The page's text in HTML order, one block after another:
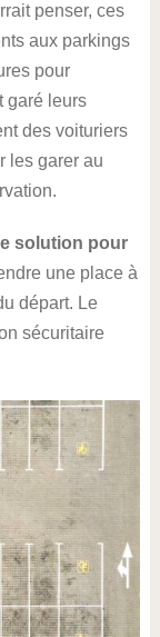
penser, ces
aux parkings
pour
garé leurs
des voituriers
les garer au
solution pour
une place à
départ. Le
sécuritaire